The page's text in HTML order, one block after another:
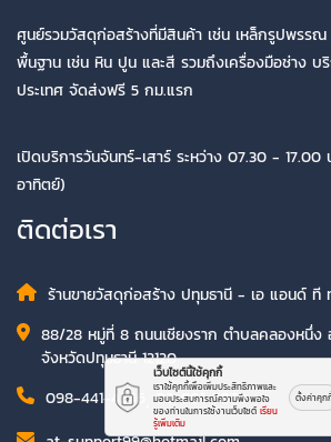
ศูนย์รวมวัสดุก่อสร้างที่มีสินค้า เช่น เหล็กรูปพรรณ
พื้นฐาน เช่น หิน ปูน และสี รวมถึงเครื่องมือช่าง บ
ประเทศ จัดส่งฟรี 5 กม.แรก
เปิดบริการวันจันทร์-เสาร์ ระหว่าง 07.30 - 17.00
อาทิตย์)
ติดต่อเรา
ร้านขายวัสดุก่อสร้าง ปทุมธานี - เอ แอนด์ ที
88/28 หมู่ที่ 8 ถนนเชียงราก ตำบลคลองหนึ่ง
จังหวัดปทุมธานี 12120
098-441-4246 ,02-901-7079
เว็บไซต์นี้ใช้คุกกี้
เราใช้คุกกี้เพื่อเพิ่มประสิทธิภาพและ
มอบประสบการณ์ความพึงพอใจ
ของท่านในการใช้งานเว็บไซต์ เรียน
รู้เพิ่มเติม
ตั้งค่าคุก